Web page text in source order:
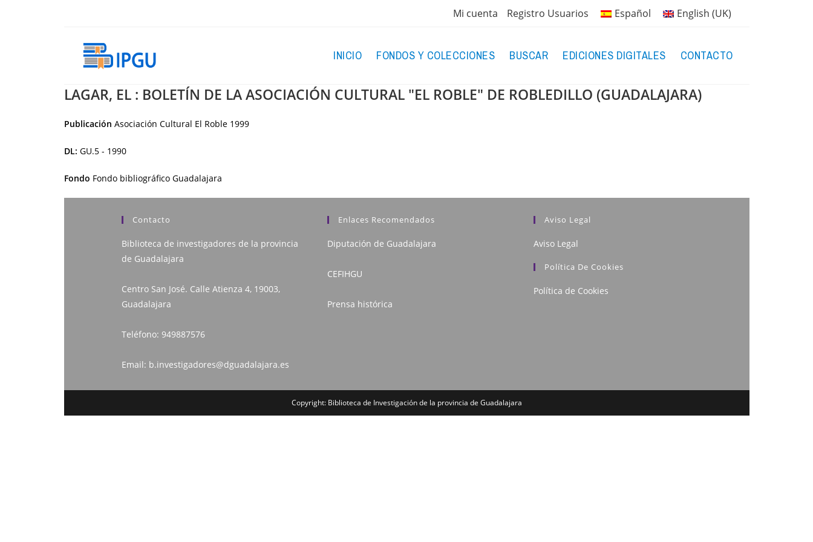
Mi cuenta Registro Usuarios Español English (UK)
INICIO FONDOS Y COLECCIONES BUSCAR EDICIONES DIGITALES CONTACTO
LAGAR, EL : BOLETÍN DE LA ASOCIACIÓN CULTURAL "EL ROBLE" DE ROBLEDILLO (GUADALAJARA)
Publicación Asociación Cultural El Roble 1999
DL: GU.5 - 1990
Fondo Fondo bibliográfico Guadalajara
Contacto
Biblioteca de investigadores de la provincia
de Guadalajara
Centro San José. Calle Atienza 4, 19003,
Guadalajara
Teléfono: 949887576
Email: b.investigadores@dguadalajara.es
Enlaces Recomendados
Diputación de Guadalajara
CEFIHGU
Prensa histórica
Aviso Legal
Aviso Legal
Política De Cookies
Política de Cookies
Copyright: Biblioteca de Investigación de la provincia de Guadalajara